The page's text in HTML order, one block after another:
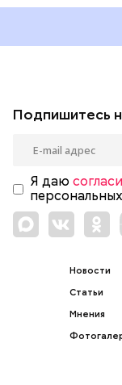
Подпишитесь
Я даю
Новости
Статьи
Мнения